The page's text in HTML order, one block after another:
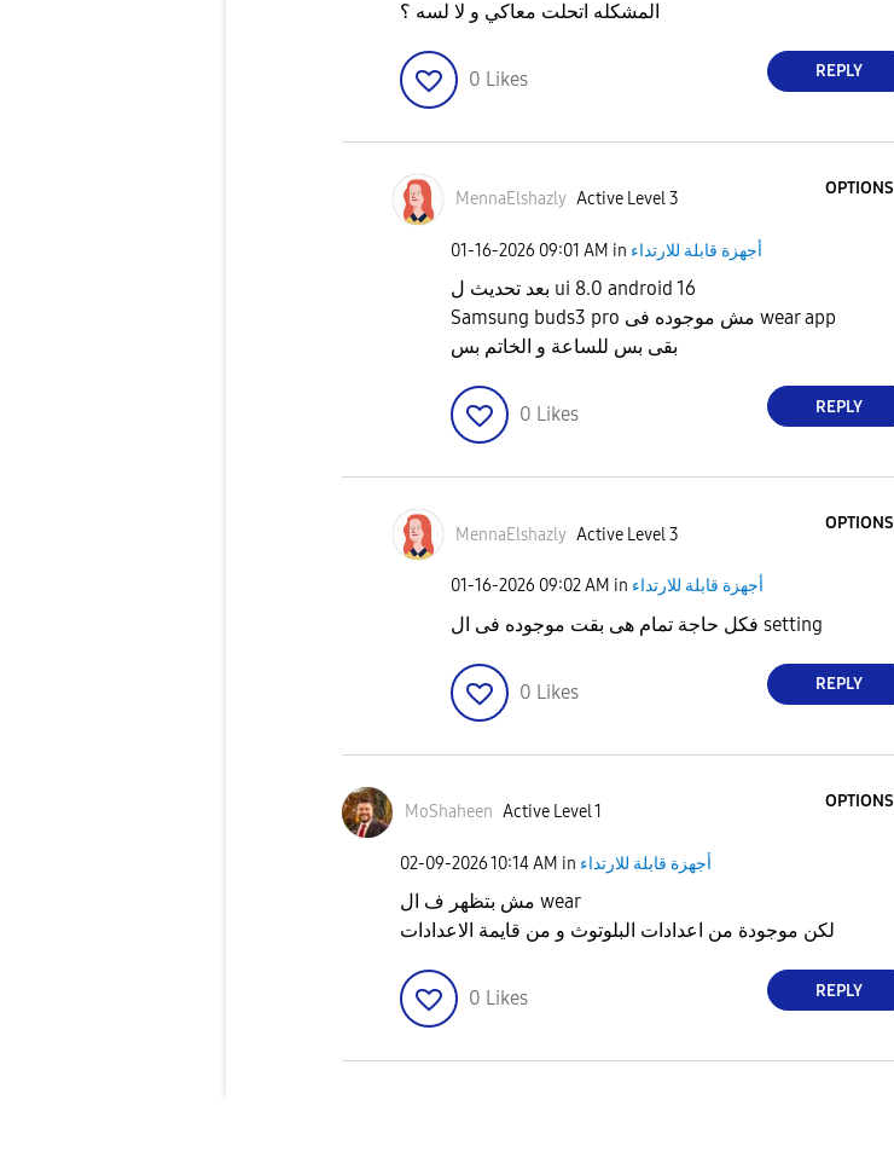
المشكله اتحلت معاكي و لا لسه ؟
0 Likes REPLY
MennaElshazly Active Level 3
OPTIONS
‎01-16-2026 09:01 AM in أجهزة قابلة للارتداء
بعد تحديث ل ui 8.0 android 16
Samsung buds3 pro مش موجوده فى wear app
بقى بس للساعة و الخاتم بس
0 Likes REPLY
MennaElshazly Active Level 3
OPTIONS
‎01-16-2026 09:02 AM in أجهزة قابلة للارتداء
فكل حاجة تمام هى بقت موجوده فى ال setting
0 Likes REPLY
MoShaheen Active Level 1
OPTIONS
‎02-09-202610:14 AM in أجهزة قابلة للارتداء
مش بتظهر ف ال wear
لكن موجودة من اعدادات البلوتوث و من قايمة الاعدادات
0 Likes REPLY